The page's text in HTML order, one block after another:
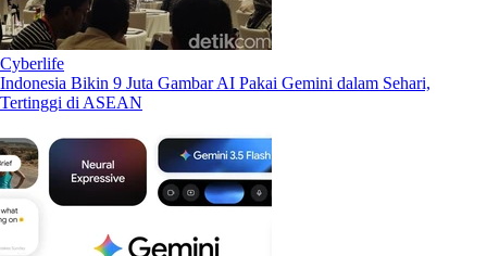
Cyberlife
Indonesia Bikin 9 Juta Gambar AI Pakai Gemini dalam Sehari,
Tertinggi di ASEAN